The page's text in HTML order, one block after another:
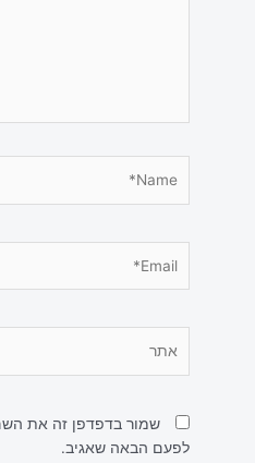
שמור בדפדפן זה את
לפעם הבאה שאגיב.